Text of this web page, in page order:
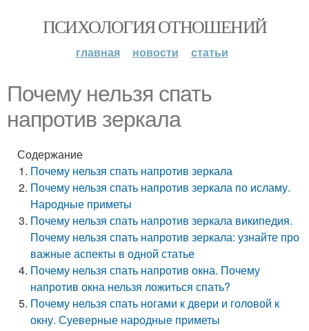
ПСИХОЛОГИЯ ОТНОШЕНИЙ
главная новости статьи
Почему нельзя спать
напротив зеркала
Содержание
Почему нельзя спать напротив зеркала
Почему нельзя спать напротив зеркала по исламу.
Народные приметы
Почему нельзя спать напротив зеркала википедия.
Почему нельзя спать напротив зеркала: узнайте про
важные аспекты в одной статье
Почему нельзя спать напротив окна. Почему
напротив окна нельзя ложиться спать?
Почему нельзя спать ногами к двери и головой к
окну. Суеверные народные приметы